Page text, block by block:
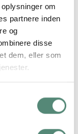
om
partnere inden
og
disse
dem, eller som
af retro
eller et
er præget af
plakaten et
ønsker
andre motiver
& Lemon for en